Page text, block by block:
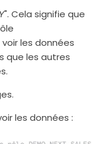
". Cela signifie que
les données
que les autres
les données :